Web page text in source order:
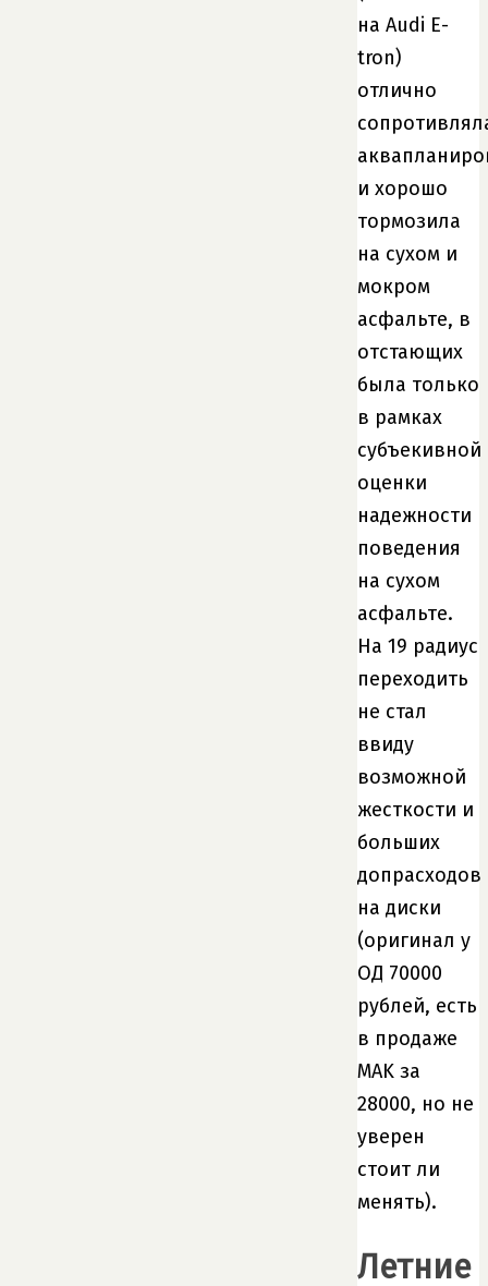
на Audi E-
tron)
отлично
и хорошо
тормозила
на сухом и
мокром
асфальте, в
отстающих
была только
в рамках
субъекивной
оценки
надежности
поведения
на сухом
асфальте.
На 19 радиус
переходить
не стал
ввиду
возможной
жесткости и
больших
допрасходов
на диски
(оригинал у
ОД 70000
рублей, есть
в продаже
MAK за
28000, но не
уверен
стоит ли
менять).
Летние